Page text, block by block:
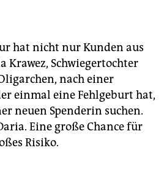
hat nicht nur Kunden aus
Krawez, Schwiegertochter
nach einer
einmal eine Fehlgeburt hat,
neuen Spenderin suchen.
Eine große Chance für
Risiko.